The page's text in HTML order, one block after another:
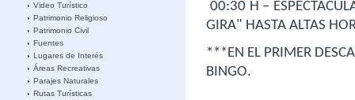
Video Turístico
Patrimonio Religioso
Patrimonio Civil
Fuentes
Lugares de Interés
Áreas Recreativas
Parajes Naturales
Rutas Turísticas
GIRA" HASTA ALTAS
***EN EL PRIMER
BINGO.